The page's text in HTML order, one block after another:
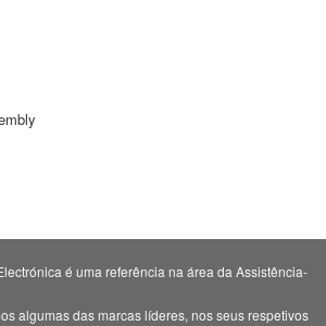
é uma referência na área da Assistência-
algumas das marcas líderes, nos seus respetivos